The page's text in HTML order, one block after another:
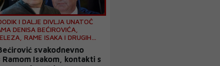
I DALJE DIVLJA UNATOČ
DENISA BEĆIROVIĆA,
RAME ISAKA I DRUGIH
“SALONAŠA”
svakodnevno
Ramom Isakom, kontakti s